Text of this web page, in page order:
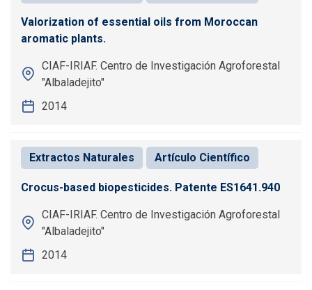
Valorization of essential oils from Moroccan
aromatic plants.
CIAF-IRIAF. Centro de Investigación Agroforestal
"Albaladejito"
2014
Extractos Naturales Artículo Científico
Crocus-based biopesticides. Patente ES1641.940
CIAF-IRIAF. Centro de Investigación Agroforestal
"Albaladejito"
2014